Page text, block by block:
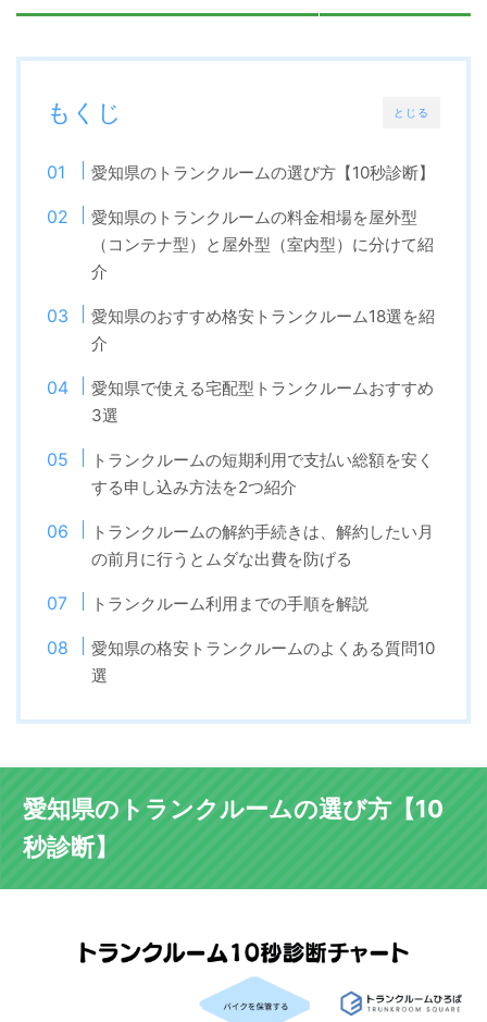
とじる
もくじ
愛知県のトランクルームの選び方【10秒診断】
愛知県のトランクルームの料金相場を屋外型
（コンテナ型）と屋外型（室内型）に分けて紹
介
愛知県のおすすめ格安トランクルーム18選を紹
介
愛知県で使える宅配型トランクルームおすすめ
3選
トランクルームの短期利用で支払い総額を安く
する申し込み方法を2つ紹介
トランクルームの解約手続きは、解約したい月
の前月に行うとムダな出費を防げる
トランクルーム利用までの手順を解説
愛知県の格安トランクルームのよくある質問10
選
愛知県のトランクルームの選び方【10
秒診断】